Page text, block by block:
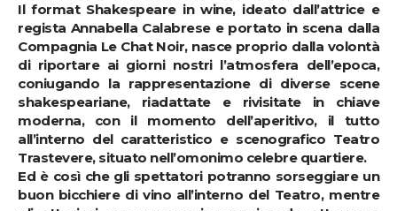
Il format Shakespeare in wine, ideato dall’attrice e
regista Annabella Calabrese e portato in scena dalla
Compagnia Le Chat Noir, nasce proprio dalla volontà
di riportare ai giorni nostri l’atmosfera dell’epoca,
coniugando la rappresentazione di diverse scene
shakespeariane, riadattate e rivisitate in chiave
moderna, con il momento dell’aperitivo, il tutto
all’interno del caratteristico e scenografico Teatro
Trastevere, situato nell’omonimo celebre quartiere.
Ed è così che gli spettatori potranno sorseggiare un
buon bicchiere di vino all’interno del Teatro, mentre